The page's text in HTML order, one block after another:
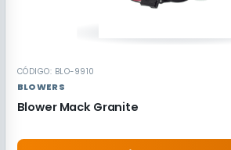
CÓDIGO: BLO-9910
BLOWERS
Blower Mack Granite